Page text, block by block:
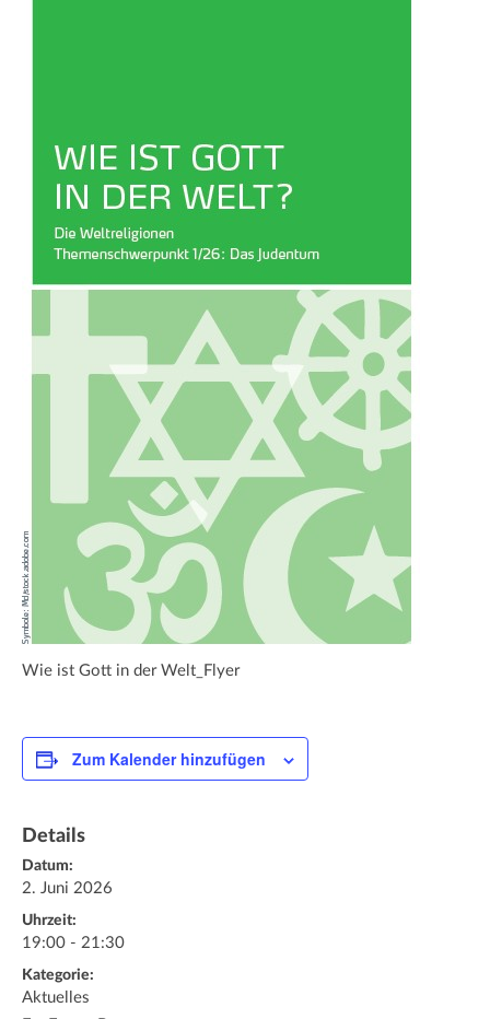
Wie ist Gott in der Welt_Flyer
Zum Kalender hinzufügen
Details
Datum:
2. Juni 2026
Uhrzeit:
19:00 - 21:30
Kategorie:
Aktuelles